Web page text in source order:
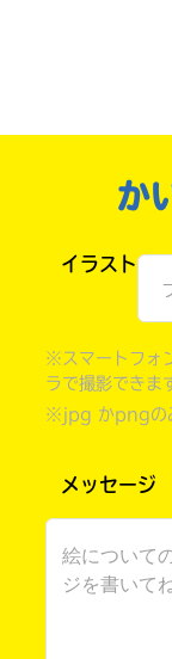
か
イラスト
※スマートフォ
ラで撮影できま
※jpg かpngの
メッセージ